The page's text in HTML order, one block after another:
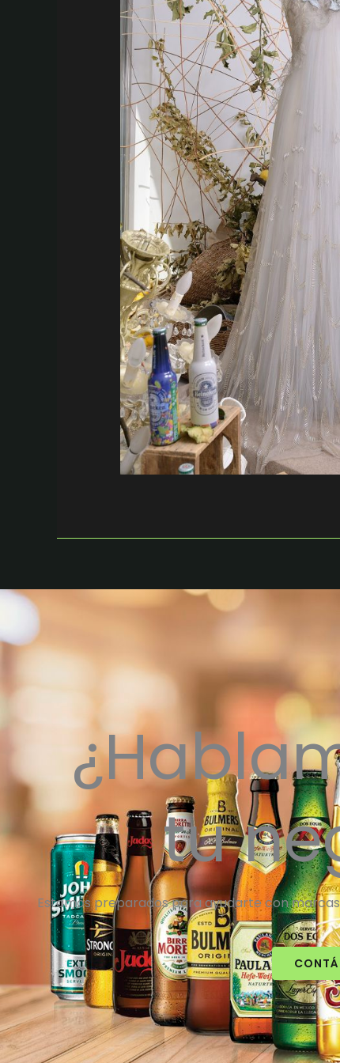
tu
Estamos preparados para ayudarte con